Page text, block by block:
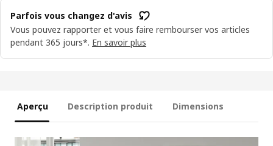
Parfois vous changez d'avis
Vous pouvez rapporter et vous faire rembourser vos articles
pendant 365 jours*. En savoir plus
Aperçu Description produit Dimensions